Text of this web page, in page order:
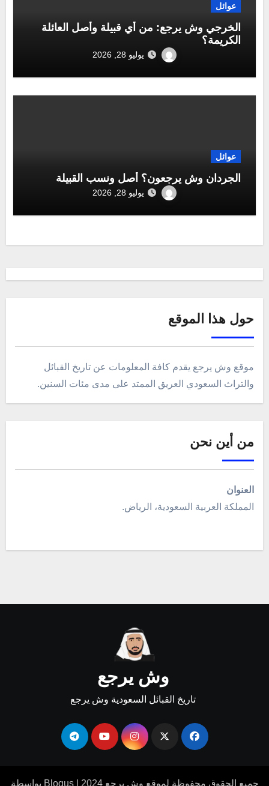
عوائل
الخرجي وش يرجع: من أي قبيلة وأصل العائلة
الكريمة؟
يوليو 28, 2026
عوائل
الجردان وش يرجعون؟ أصل ونسب القبيلة
يوليو 28, 2026
حول هذا الموقع
موقع وش يرجع يقدم كافة المعلومات عن تاريخ القبائل
والتراث السعودي العريق الممتد على مدى مئات السنين.
من أين نحن
العنوان
المملكة العربية السعودية، الرياض.
وش يرجع
تاريخ القبائل السعودية وش يرجع
جميع الحقوق محفوظة لموقع وش يرجع 2024 |
Blogus بواسطة